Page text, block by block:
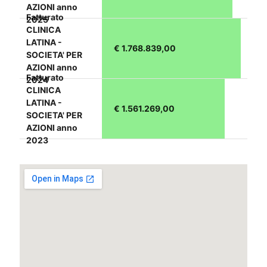
AZIONI anno
2025
Fatturato
CLINICA
LATINA -
SOCIETA' PER
AZIONI anno
2024
€ 1.768.839,00
Fatturato
CLINICA
LATINA -
SOCIETA' PER
AZIONI anno
2023
€ 1.561.269,00